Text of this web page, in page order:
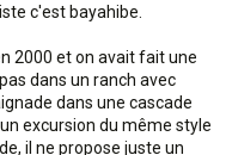
c'est bayahibe.
2000 et on avait fait une
dans un ranch avec
dans une cascade
excursion du même style
il ne propose juste un